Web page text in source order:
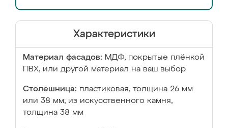
Характеристики
Материал фасадов: МДФ, покрытые плёнкой
ПВХ, или другой материал на ваш выбор
Столешница: пластиковая, толщина 26 мм
или 38 мм; из искусственного камня,
толщина 38 мм